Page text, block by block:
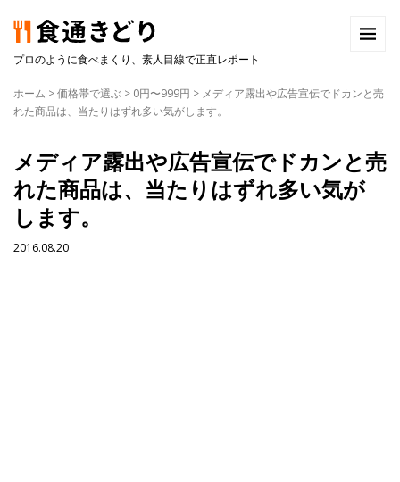
プロのように食べまくり、素人目線で正直レポート
ホーム >価格帯で選ぶ > 0円〜999円 > メディア露出や広告宣伝でドカンと売
れた商品は、当たりはずれ多い気がします。
メディア露出や広告宣伝でドカンと売
れた商品は、当たりはずれ多い気が
します。
2016.08.20